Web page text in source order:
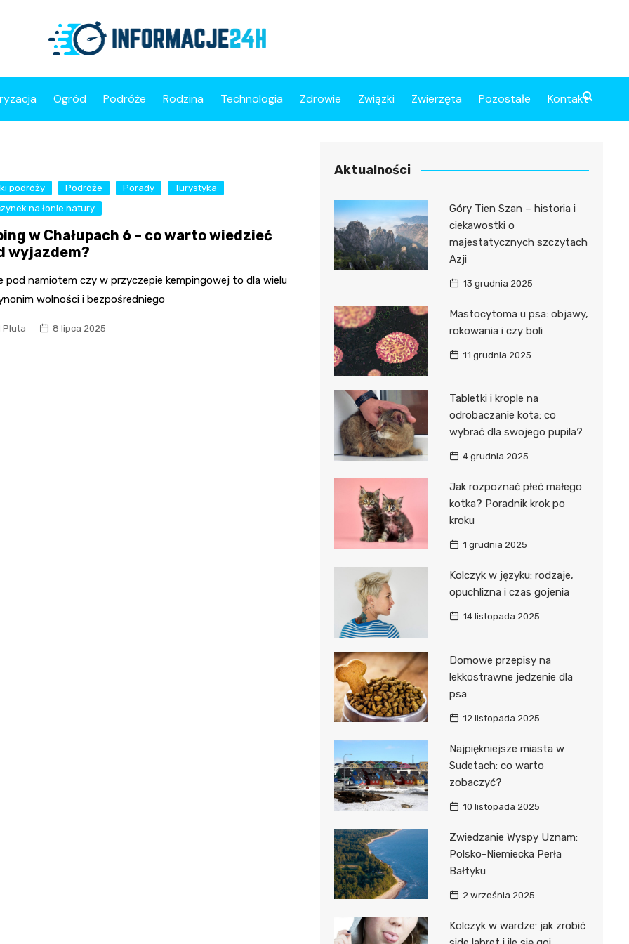
Ogród Podróże Rodzina Technologia Zdrowie Związki Zwierzęta Pozostałe Kontakt
podróży Podróże Porady
Turystyka
na łonie natury
w Chałupach 6 – co warto wiedzieć
wyjazdem?
pod namiotem czy w przyczepie kempingowej to dla wielu
wolności i bezpośredniego
Pluta 8 lipca 2025
Aktualności
Góry Tien Szan – historia i
ciekawostki o
majestatycznych szczytach
Azji
13 grudnia 2025
Mastocytoma u psa: objawy,
rokowania i czy boli
11 grudnia 2025
Tabletki i krople na
odrobaczanie kota: co
wybrać dla swojego pupila?
4 grudnia 2025
Jak rozpoznać płeć małego
kotka? Poradnik krok po
kroku
1 grudnia 2025
Kolczyk w języku: rodzaje,
opuchlizna i czas gojenia
14 listopada 2025
Domowe przepisy na
lekkostrawne jedzenie dla
psa
12 listopada 2025
Najpiękniejsze miasta w
Sudetach: co warto
zobaczyć?
10 listopada 2025
Zwiedzanie Wyspy Uznam:
Polsko-Niemiecka Perła
Bałtyku
2 września 2025
Kolczyk w wardze: jak zrobić